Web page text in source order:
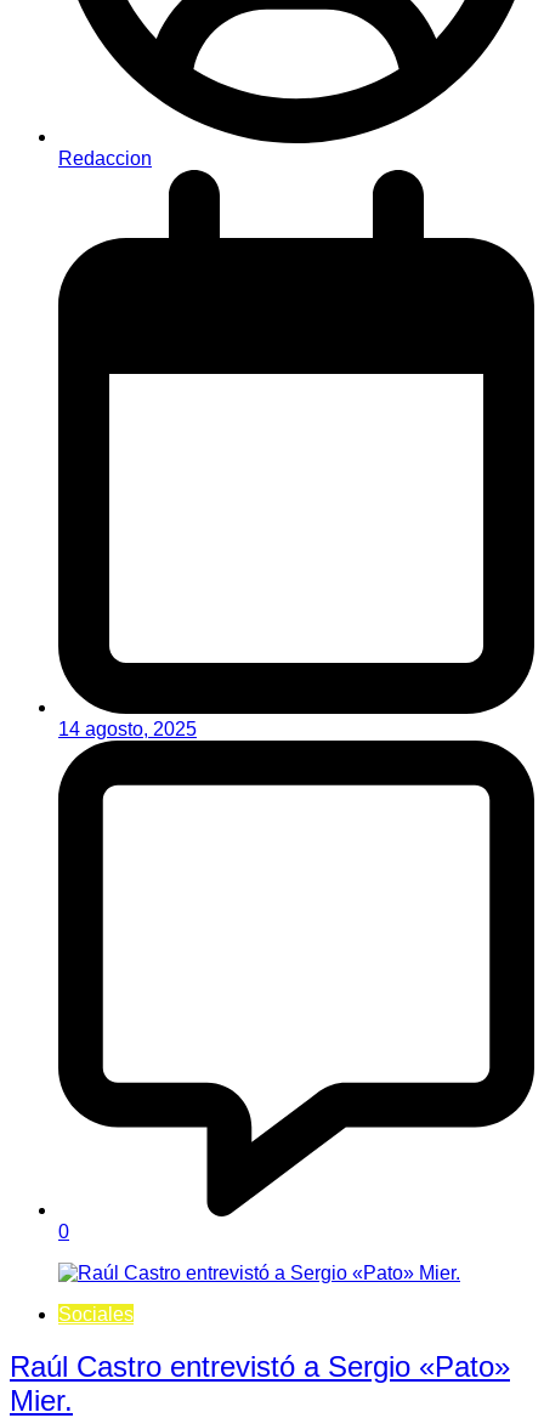
Redaccion
14 agosto, 2025
0
Sociales
Raúl Castro entrevistó a Sergio «Pato»
Mier.